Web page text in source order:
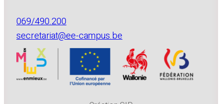
069/490.200
secretariat@ee-campus.be